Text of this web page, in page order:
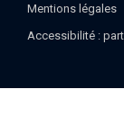
Mentions légales
Accessibilité :